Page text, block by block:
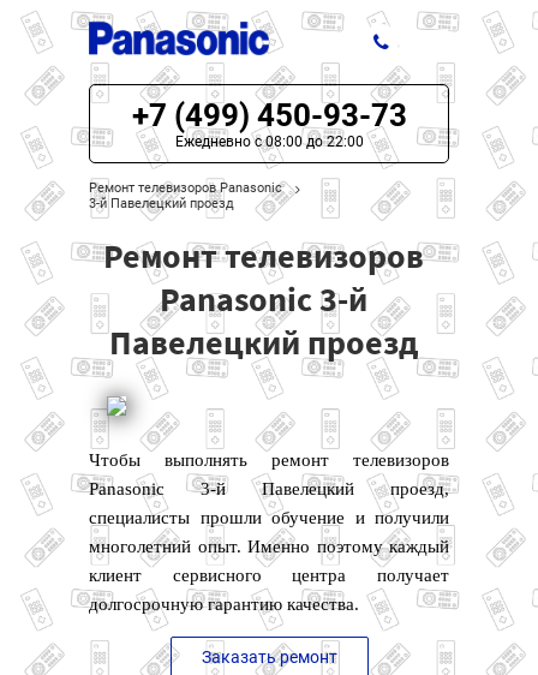
ЦЕНЫ НА РЕМОНТ
О СЕРВИСЕ
МОДЕЛИ PANASONIC
НАШИ КОНТАКТЫ
+7 (499) 450-93-73
Ежедневно с 08:00 до 22:00
Ремонт телевизоров Panasonic
3-й Павелецкий проезд
Ремонт телевизоров
Panasonic 3-й
Павелецкий проезд
Чтобы выполнять ремонт телевизоров
Panasonic 3-й Павелецкий проезд,
специалисты прошли обучение и получили
многолетний опыт. Именно поэтому каждый
клиент сервисного центра получает
долгосрочную гарантию качества.
Заказать ремонт